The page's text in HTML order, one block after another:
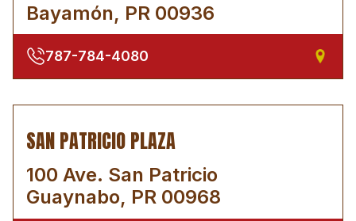
Bayamón, PR 00936
787-784-4080
SAN PATRICIO PLAZA
100 Ave. San Patricio
Guaynabo, PR 00968